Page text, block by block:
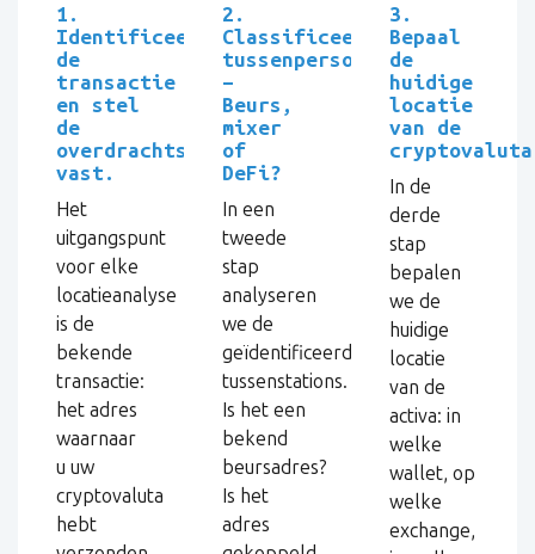
1.
Identificeer
de
transactie
en stel
de
overdrachtsketen
vast.
Het
uitgangspunt
voor elke
locatieanalyse
is de
bekende
transactie:
het adres
waarnaar
u uw
cryptovaluta
hebt
2.
Classificeer
tussenpersonen
–
Beurs,
mixer
of
DeFi?
In een
tweede
stap
analyseren
we de
geïdentificeerde
tussenstations.
Is het een
bekend
beursadres?
Is het
adres
3.
Bepaal
de
huidige
locatie
van de
In de
derde
stap
bepalen
we de
huidige
locatie
van de
activa: in
welke
wallet, op
welke
exchange,